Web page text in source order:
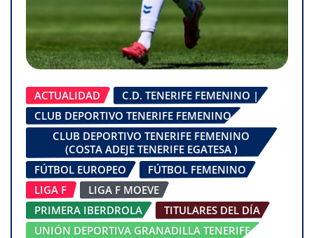
ACTUALIDAD
C.D. TENERIFE FEMENINO |
CLUB DEPORTIVO TENERIFE FEMENINO
CLUB DEPORTIVO TENERIFE FEMENINO
(COSTA ADEJE TENERIFE EGATESA )
FÚTBOL EUROPEO
FÚTBOL FEMENINO
LIGA F
LIGA F MOEVE
PRIMERA IBERDROLA
TITULARES DEL DÍA
UNIÓN DEPORTIVA GRANADILLA TENERIFE